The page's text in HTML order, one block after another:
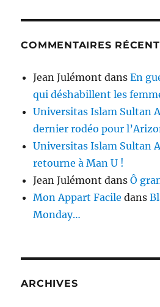
COMMENTAIRES
Jean Julémont dansEn
qui déshabillent les
Universitas Islam Sultan
dernier rodéo pour
Universitas Islam Sultan
retourne à Man U !
Jean Julémont dansÔ
Mon Appart Facile dans
Monday…
ARCHIVES